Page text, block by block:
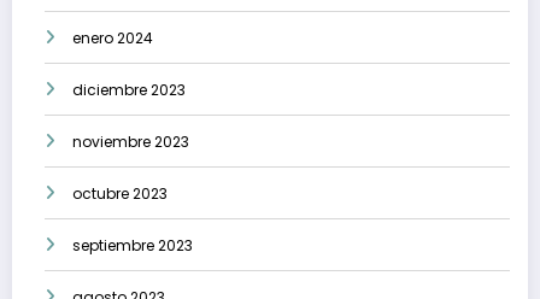
enero 2024
diciembre 2023
noviembre 2023
octubre 2023
septiembre 2023